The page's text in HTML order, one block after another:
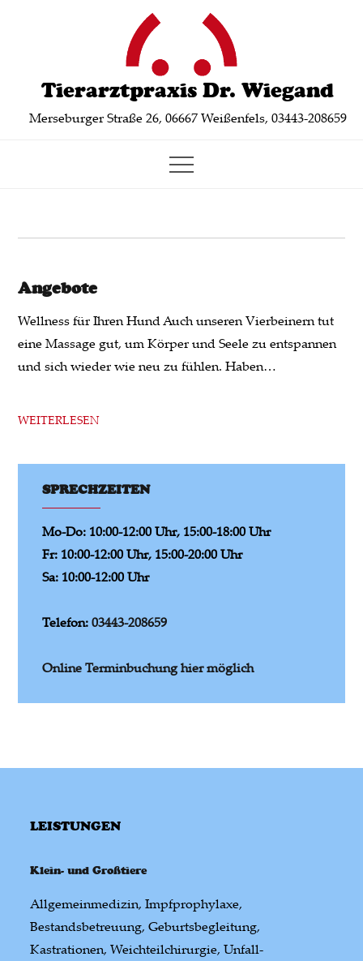
Tierarztpraxis Dr. Wiegand
Merseburger Straße 26, 06667 Weißenfels, 03443-208659
Angebote
Wellness für Ihren Hund Auch unseren Vierbeinern tut
eine Massage gut, um Körper und Seele zu entspannen
und sich wieder wie neu zu fühlen. Haben…
WEITERLESEN
SPRECHZEITEN
Mo-Do: 10:00-12:00 Uhr, 15:00-18:00 Uhr
Fr: 10:00-12:00 Uhr, 15:00-20:00 Uhr
Sa: 10:00-12:00 Uhr
Telefon:03443-208659
Online Terminbuchung hier möglich
LEISTUNGEN
Klein- und Großtiere
Allgemeinmedizin, Impfprophylaxe,
Bestandsbetreuung, Geburtsbegleitung,
Kastrationen, Weichteilchirurgie, Unfall-